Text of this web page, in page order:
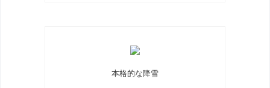
本格的な降雪